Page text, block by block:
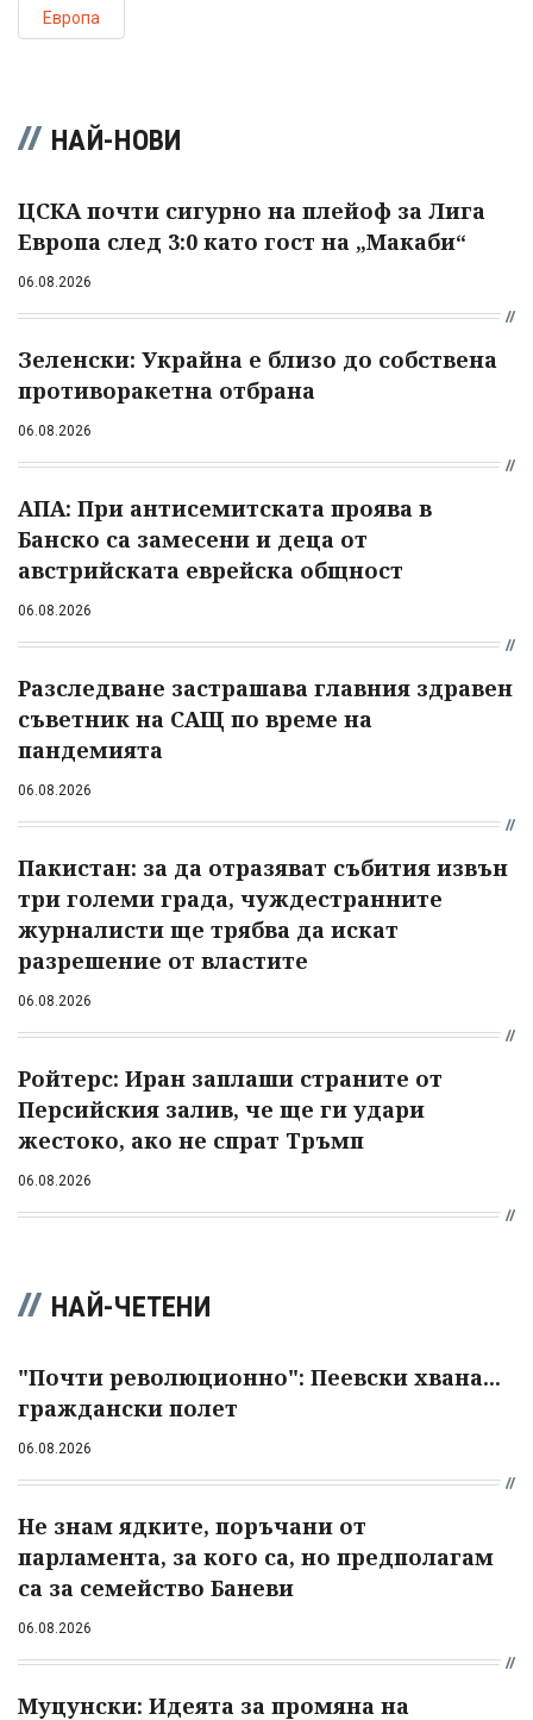
Европа
НАЙ-НОВИ
ЦСКА почти сигурно на плейоф за Лига
Европа след 3:0 като гост на „Макаби“
06.08.2026
Зеленски: Украйна е близо до собствена
противоракетна отбрана
06.08.2026
АПА: При антисемитската проява в
Банско са замесени и деца от
австрийската еврейска общност
06.08.2026
Разследване застрашава главния здравен
съветник на САЩ по време на
пандемията
06.08.2026
Пакистан: за да отразяват събития извън
три големи града, чуждестранните
журналисти ще трябва да искат
разрешение от властите
06.08.2026
Ройтерс: Иран заплаши страните от
Персийския залив, че ще ги удари
жестоко, ако не спрат Тръмп
06.08.2026
НАЙ-ЧЕТЕНИ
"Почти революционно": Пеевски хвана...
граждански полет
06.08.2026
Не знам ядките, поръчани от
парламента, за кого са, но предполагам
са за семейство Баневи
06.08.2026
Муцунски: Идеята за промяна на